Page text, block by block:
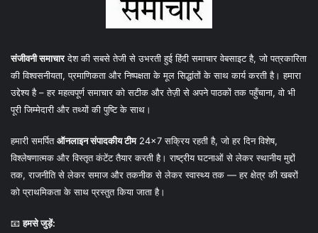
संजीवनी समाचारदेश की सबसे तेजी से उभरती हुई हिंदी समाचार वेबसाइट है, जो पत्रकारिता
की विश्वसनीयता, प्रमाणिकता और निष्पक्षता के मूल सिद्धांतों के साथ कार्य करती है। हमारा
उद्देश्य है – हर महत्वपूर्ण समाचार को सटीक और तेज़ी से अपने पाठकों तक पहुँचाना, वो भी
पूरी जिम्मेदारी और तथ्यों की पुष्टि के साथ।
हमारी समर्पितऑनलाइन संपादकीय टीम24×7 सक्रिय रहती है, जो हर दिन विशेष,
विश्लेषणात्मक और विस्तृत कंटेंट तैयार करती है। राष्ट्रीय घटनाओं से लेकर स्थानीय मुद्दों
तक, राजनीति से लेकर समाज और तकनीक से लेकर स्वास्थ्य तक — हर क्षेत्र की खबरों
को प्राथमिकता के साथ प्रस्तुत किया जाता है।
📧हमसे जुड़ें: